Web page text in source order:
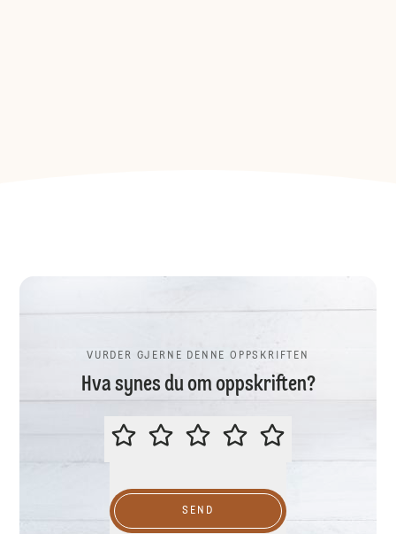
VURDER GJERNE DENNE OPPSKRIFTEN
Hva synes du om oppskriften?
VURDER GJERNE DENNE
SEND